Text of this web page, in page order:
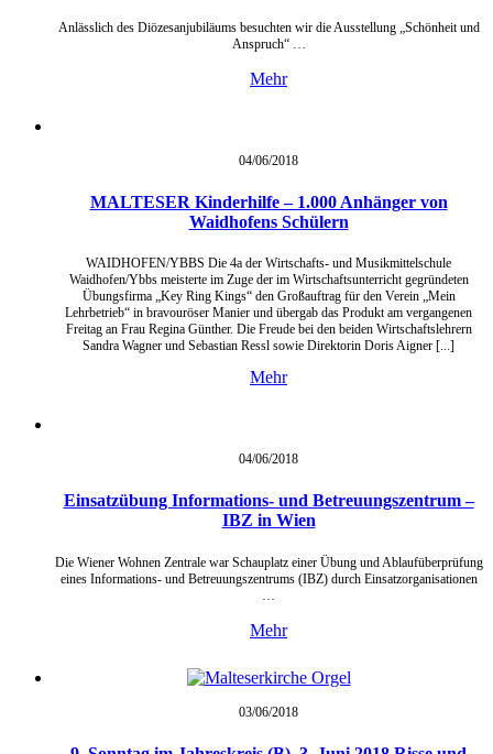
Anlässlich des Diözesanjubiläums besuchten wir die Ausstellung „Schönheit und
Anspruch“ …
Mehr
04/06/2018
MALTESER Kinderhilfe – 1.000 Anhänger von
Waidhofens Schülern
WAIDHOFEN/YBBS Die 4a der Wirtschafts- und Musikmittelschule
Waidhofen/Ybbs meisterte im Zuge der im Wirtschaftsunterricht gegründeten
Übungsfirma „Key Ring Kings“ den Großauftrag für den Verein „Mein
Lehrbetrieb“ in bravouröser Manier und übergab das Produkt am vergangenen
Freitag an Frau Regina Günther. Die Freude bei den beiden Wirtschaftslehrern
Sandra Wagner und Sebastian Ressl sowie Direktorin Doris Aigner [...]
Mehr
04/06/2018
Einsatzübung Informations- und Betreuungszentrum –
IBZ in Wien
Die Wiener Wohnen Zentrale war Schauplatz einer Übung und Ablaufüberprüfung
eines Informations- und Betreuungszentrums (IBZ) durch Einsatzorganisationen
Mehr
03/06/2018